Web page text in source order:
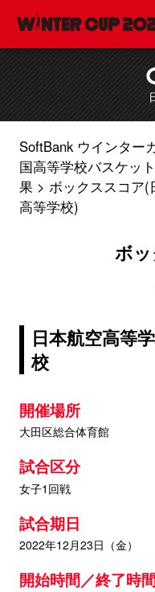
SoftBank ウインター
国高等学校バスケッ
果
ボックススコア(
高等学校)
ボ
日本航空高等
校
開催場所
大田区総合体育館
試合区分
女子1回戦
試合期日
2022年12月23日（金）
開始時間／終了時